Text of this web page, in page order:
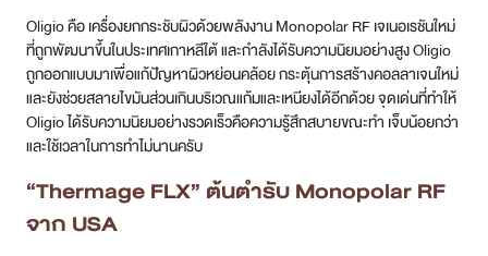
Oligio คือ เครื่องยกกระชับผิวด้วยพลังงาน Monopolar RF เจเนอเรชันใหม่
ที่ถูกพัฒนาขึ้นในประเทศเกาหลีใต้ และกำลังได้รับความนิยมอย่างสูง Oligio
ถูกออกแบบมาเพื่อแก้ปัญหาผิวหย่อนคล้อย กระตุ้นการสร้างคอลลาเจนใหม่
และยังช่วยสลายไขมันส่วนเกินบริเวณแก้มและเหนียงได้อีกด้วย จุดเด่นที่ทำให้
Oligio ได้รับความนิยมอย่างรวดเร็วคือความรู้สึกสบายขณะทำ เจ็บน้อยกว่า
และใช้เวลาในการทำไม่นานครับ
“Thermage FLX” ต้นตำรับ Monopolar RF
จาก USA